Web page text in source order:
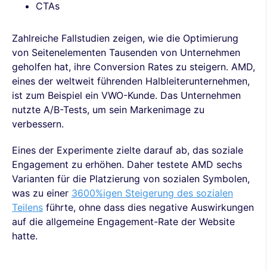
CTAs
Zahlreiche Fallstudien zeigen, wie die Optimierung
von Seitenelementen Tausenden von Unternehmen
geholfen hat, ihre Conversion Rates zu steigern. AMD,
eines der weltweit führenden Halbleiterunternehmen,
ist zum Beispiel ein VWO-Kunde. Das Unternehmen
nutzte A/B-Tests, um sein Markenimage zu
verbessern.
Eines der Experimente zielte darauf ab, das soziale
Engagement zu erhöhen. Daher testete AMD sechs
Varianten für die Platzierung von sozialen Symbolen,
was zu einer 3600%igen Steigerung des sozialen
Teilens führte, ohne dass dies negative Auswirkungen
auf die allgemeine Engagement-Rate der Website
hatte.